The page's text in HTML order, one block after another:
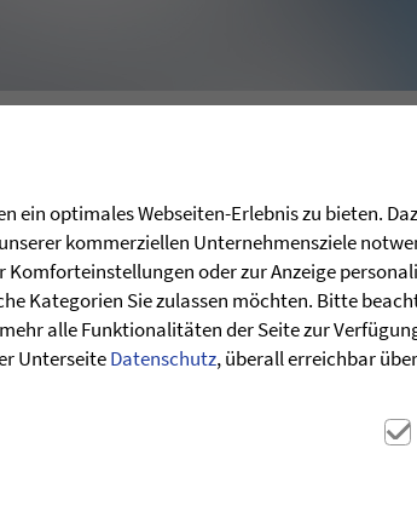
Sonntag 09.15 Uhr (DGS)
Sonntag 14.00 Uhr
Donnerstag 01.30 Uhr (DGS)
Samstag 06.00 Uhr
ein optimales Webseiten-Erlebnis zu bieten.
kommerziellen Unternehmensziele
oder zur Anzeige
Kategorien Sie zulassen möchten. Bitte
alle Funktionalitäten der Seite zur
UnterseiteDatenschutz, überall erreichbar